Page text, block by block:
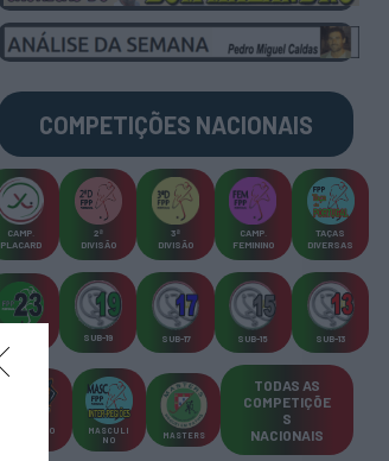
COMPETIÇÕES NACIONAIS
CAMP.
PLACARD
2ª
DIVISÃO
3ª
DIVISÃO
CAMP.
FEMININO
TAÇAS
DIVERSAS
SUB-19 SUB-17 SUB-15 SUB-13
TORNEIO
MASCULI
NO
MASTERS
TODAS AS
COMPETIÇÕE
S
NACIONAIS